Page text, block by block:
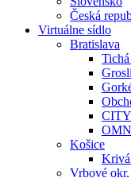
Česká
Virtuálne sídlo
Bratislava
Košice
Vrbové